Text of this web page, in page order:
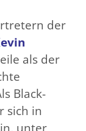
der
als der
Black-
sich in